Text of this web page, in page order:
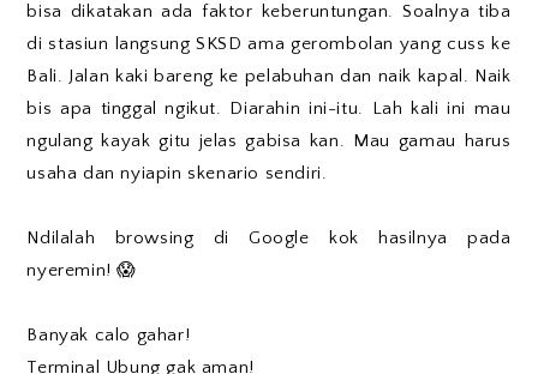
bisa dikatakan ada faktor keberuntungan. Soalnya tiba
di stasiun langsung SKSD ama gerombolan yang cuss ke
Bali. Jalan kaki bareng ke pelabuhan dan naik kapal. Naik
bis apa tinggal ngikut. Diarahin ini-itu. Lah kali ini mau
ngulang kayak gitu jelas gabisa kan. Mau gamau harus
usaha dan nyiapin skenario sendiri.
Ndilalah browsing di Google kok hasilnya pada
nyeremin! 😱
Banyak calo gahar!
Terminal Ubung gak aman!